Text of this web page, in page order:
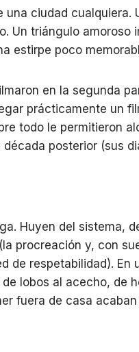
ciudad cualquiera.
Un triángulo amoroso
estirpe poco
en la segunda
prácticamente un
todo le permitieron
posterior (sus
Huyen del sistema,
procreación y, con
de respetabilidad). En
lobos al acecho, de
fuera de casa